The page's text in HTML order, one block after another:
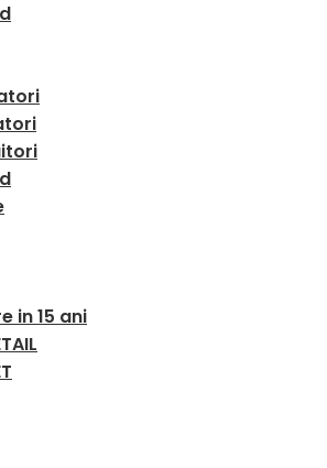
in 15 ani